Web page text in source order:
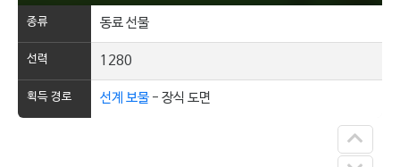
종류 동료 선물
선력 1280
획득 경로 선계 보물- 장식 도면